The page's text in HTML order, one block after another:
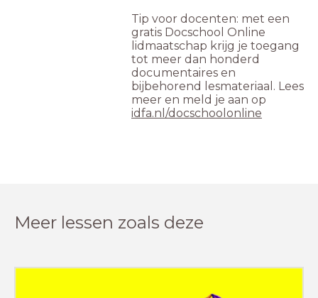
Tip voor docenten: met een
gratis Docschool Online
lidmaatschap krijg je toegang
tot meer dan honderd
documentaires en
bijbehorend lesmateriaal. Lees
meer en meld je aan op
idfa.nl/docschoolonline
Meer lessen zoals deze